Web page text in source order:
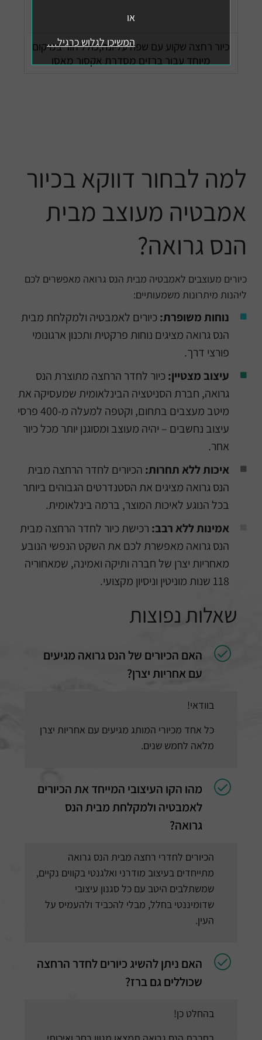
כיור רחצה שקוע עם שפה עליונה,כולל חור במיקום
מיוחד עבור ברזים מסדרת אקסור מאסו
למה לבחור דווקא בכיור
אמבטיה מעוצב מבית
הנס גרואה?
כיורים מעוצבים לאמבטיה מבית הנס גרואה מאפשרים לכם
ליהנות מיתרונות משמעותיים:
נוחות משופרת:כיורים לאמבטיה ולמקלחת מבית
הנס גרואה מציגים נוחות פרקטית ותכנון ארגונומי
פורצי דרך.
עיצוב מצטיין:כיור לחדר הרחצה מתוצרת הנס
גרואה, חברת הסניטציה הבינלאומית שמעסיקה את
מיטב מעצבים בתחום, וקטפה למעלה מ-400 פרסי
עיצוב נחשבים – יהיה מעוצב ומסוגנן יותר מכל כיור
אחר.
איכות ללא תחרות: הכיורים לחדר הרחצה מבית
הנס גרואה מציגים את הסטנדרטים הגבוהים ביותר
בכל הנוגע לאיכות המוצר, ברמה בינלאומית.
אמינות ללא רבב: רכישת כיור לחדר הרחצה מבית
הנס גרואה מאפשרת לכם את השקט הנפשי הנובע
מאחריות יצרן של חברה ותיקה ואמינה, שמאחוריה
118 שנות מוניטין וניסיון מקצועי.
שאלות נפוצות
האם הכיורים של הנס גרואה מגיעים
עם אחריות יצרן?
בוודאי!
כל אחד מכיורי המותג מגיעים עם אחריות יצרן
מלאה לחמש שנים.
מהו הקו העיצובי המייחד את הכיורים
לאמבטיה ולמקלחת מבית הנס
גרואה?
הכיורים לחדרי רחצה מבית הנס גרואה
מתייחדים בעיצוב מודרני ואלגנטי בקווים נקיים,
שמשתלבים היטב עם כל סגנון עיצובי
שדומיננטי בחלל, מבלי להכביד ולהעמיס על
העין.
האם ניתן להשיג כיורים לחדר הרחצה
שכוללים גם ברז?
בהחלט כן!
או
המשיכו לגלוש כרגיל…